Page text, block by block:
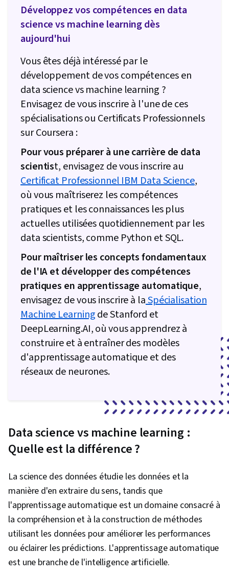
Apprentissage non supervisé, Analyse
exploratoire des données, Jupyter,
Récupération de données sur le Web, IA
générative, Présentation des données, SQL,
Évaluation du modèle, Plotly, Visualisation des
données, R Programmation, GitHub, Scikit Learn
(Bibliothèque d'apprentissage automatique),
Plates-formes d'informatique en nuage,
programmation informatique, Informatique en
nuage, Environnements de développement
intégré, Programmation statistique, API dans le
nuage, Programmation Python, Git (système de
contrôle de version), Science des données,
Outils de développement de logiciels, R
(logiciel), Contrôle des versions, Analyse de
régression, Analyse des données,
Prétraitement des données, Ingénierie des
fonctionnalités, Manipulation de données,
Modélisation prédictive, Diagrammes de
dispersion, Analyse statistique, Modèle de
formation, Transformation des données,
Traitement des données, Méthodes
statistiques, Visualisation scientifique, Bases
de données relationnelles, Théorie des bases
requête, Accès aux données, Procédure
stockée, Traitement des transactions, Gestion
des bases de données, Algorithmes de
classification, Apprentissage supervisé,
Réduction de la dimensionnalité, Apprentissage
Algorithmes d'apprentissage automatique,
Optimisation du modèle, Méthodes
modèles génératifs, Réseaux adversoriels
génératifs (GAN), Autoencodeurs, L'IA
responsable, Éthique des données, Synthèse
Développez vos compétences en data
science vs machine learning dès
aujourd'hui
Vous êtes déjà intéressé par le
développement de vos compétences en
data science vs machine learning ?
Envisagez de vous inscrire à l'une de ces
spécialisations ou Certificats Professionnels
sur Coursera :
Pour vous préparer à une carrière de data
scientist, envisagez de vous inscrire au
Certificat Professionnel IBM Data Science,
où vous maîtriserez les compétences
pratiques et les connaissances les plus
actuelles utilisées quotidiennement par les
data scientists, comme Python et SQL.
Pour maîtriser les concepts fondamentaux
de l'IA et développer des compétences
pratiques en apprentissage automatique,
envisagez de vous inscrire à laSpécialisation
Machine Learningde Stanford et
DeepLearning.AI, où vous apprendrez à
construire et à entraîner des modèles
d'apprentissage automatique et des
réseaux de neurones.
Data science vs machine learning :
Quelle est la différence ?
La science des données étudie les données et la
manière d'en extraire du sens, tandis que
l'apprentissage automatique est un domaine consacré à
la compréhension et à la construction de méthodes
utilisant les données pour améliorer les performances
ou éclairer les prédictions. L'apprentissage automatique
est une branche de l'intelligence artificielle.